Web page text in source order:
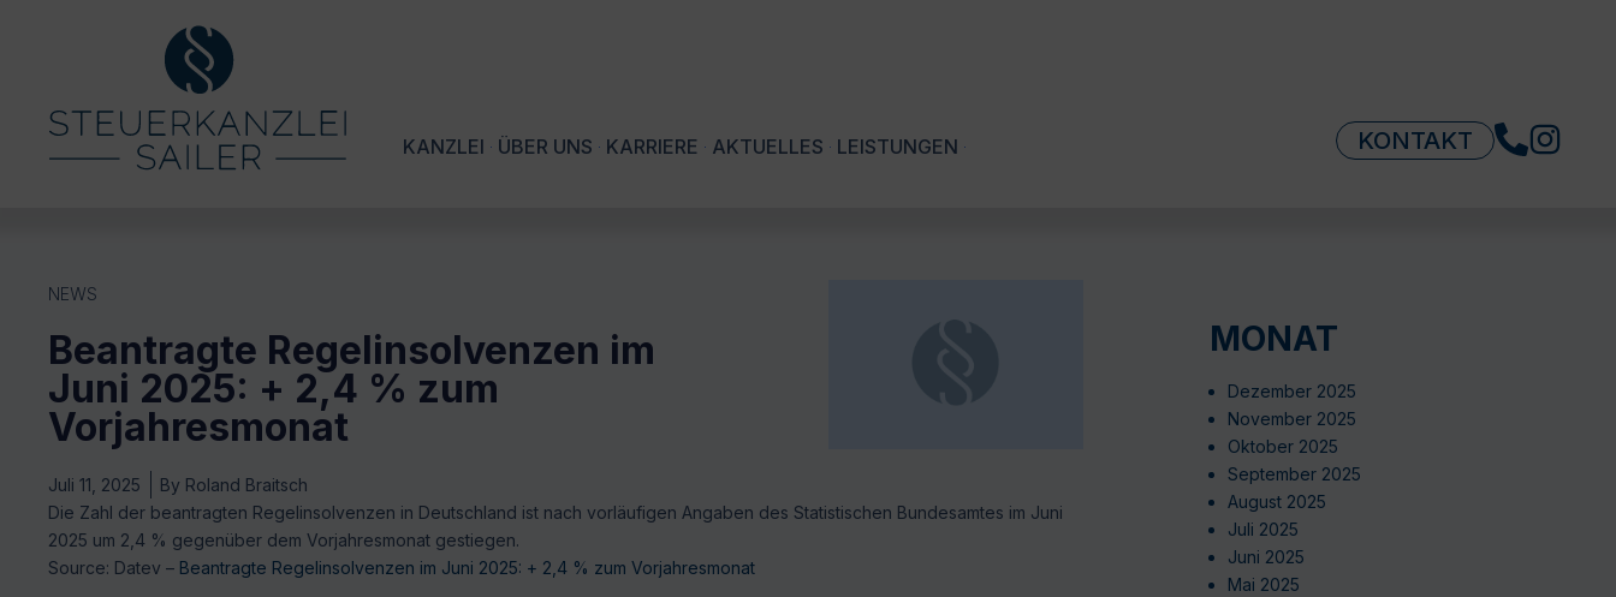
KANZLEI ÜBER UNS KARRIERE AKTUELLES LEISTUNGEN KONTAKT
NEWS
Beantragte Regelinsolvenzen im
Juni 2025: + 2,4 % zum
Vorjahresmonat
Juli 11, 2025 By Roland Braitsch
Die Zahl der beantragten Regelinsolvenzen in Deutschland ist nach vorläufigen Angaben des Statistischen Bundesamtes im Juni
2025 um 2,4 % gegenüber dem Vorjahresmonat gestiegen.
Source: Datev – Beantragte Regelinsolvenzen im Juni 2025: + 2,4 % zum Vorjahresmonat
MONAT
Dezember 2025
November 2025
Oktober 2025
September 2025
August 2025
Juli 2025
Juni 2025
Mai 2025